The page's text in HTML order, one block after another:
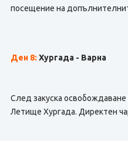
посещение на
Ден 8: Хургада - Варна
След закуска
Летище Хургада. Директен